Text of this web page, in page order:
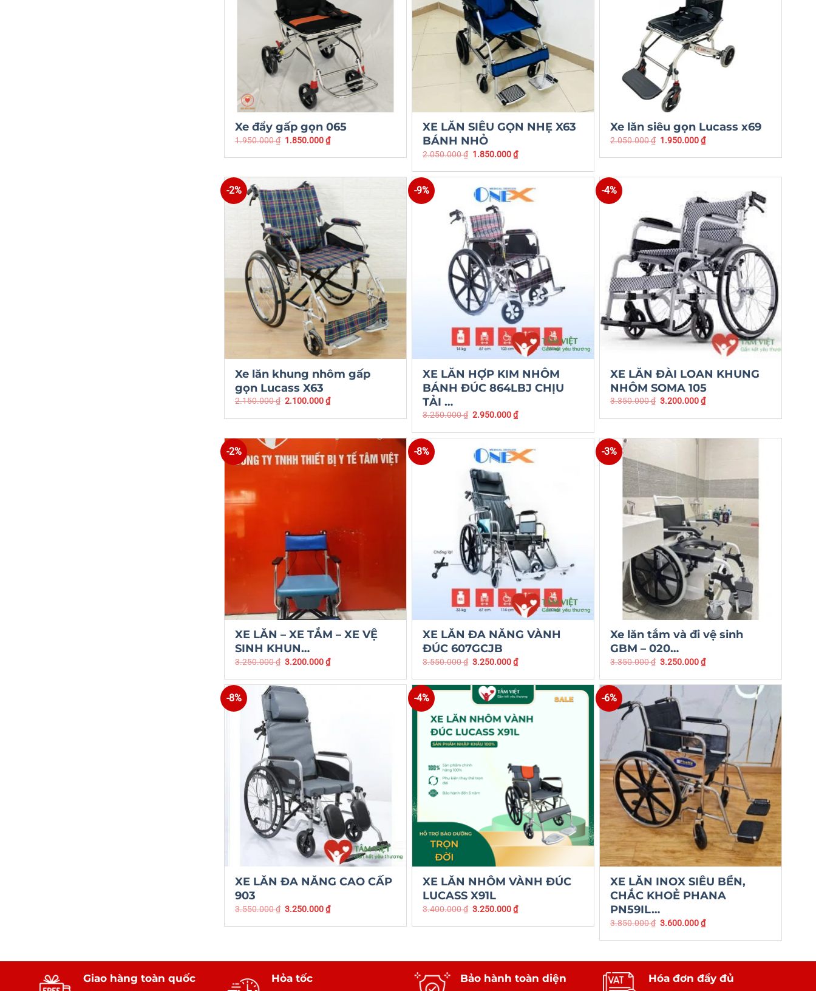
Xe đẩy gấp gọn 065
1.950.000₫ 1.850.000₫
XE LĂN SIÊU GỌN NHẸ X63
BÁNH NHỎ
2.050.000₫ 1.850.000₫
Xe lăn siêu gọn Lucass x69
2.050.000₫ 1.950.000₫
-2%
Xe lăn khung nhôm gấp
gọn Lucass X63
2.150.000₫ 2.100.000₫
-9%
XE LĂN HỢP KIM NHÔM
BÁNH ĐÚC 864LBJ CHỊU
TẢI …
3.250.000₫ 2.950.000₫
-4%
XE LĂN ĐÀI LOAN KHUNG
NHÔM SOMA 105
3.350.000₫ 3.200.000₫
-2%
XE LĂN – XE TẮM – XE VỆ
SINH KHUN…
3.250.000₫ 3.200.000₫
-8%
XE LĂN ĐA NĂNG VÀNH
ĐÚC 607GCJB
3.550.000₫ 3.250.000₫
-3%
Xe lăn tắm và đi vệ sinh
GBM – 020…
3.350.000₫ 3.250.000₫
-8%
XE LĂN ĐA NĂNG CAO CẤP
903
3.550.000₫ 3.250.000₫
-4%
XE LĂN NHÔM VÀNH ĐÚC
LUCASS X91L
3.400.000₫ 3.250.000₫
-6%
XE LĂN INOX SIÊU BỀN,
CHẮC KHOẺ PHANA
PN59IL…
3.850.000₫ 3.600.000₫
Giao hàng toàn quốc Hỏa tốc Bảo hành toàn diện Hóa đơn đầy đủ